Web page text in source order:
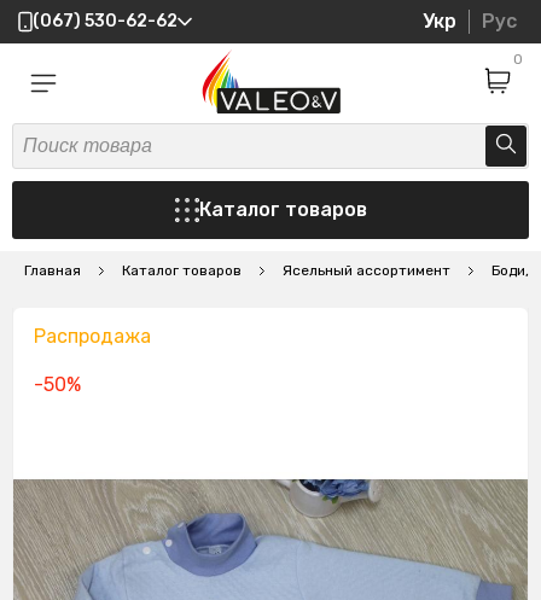
(067) 530-62-62 Укр Рус
0
Каталог товаров
Главная Каталог товаров Ясельный ассортимент Боди,
Распродажа
-50%